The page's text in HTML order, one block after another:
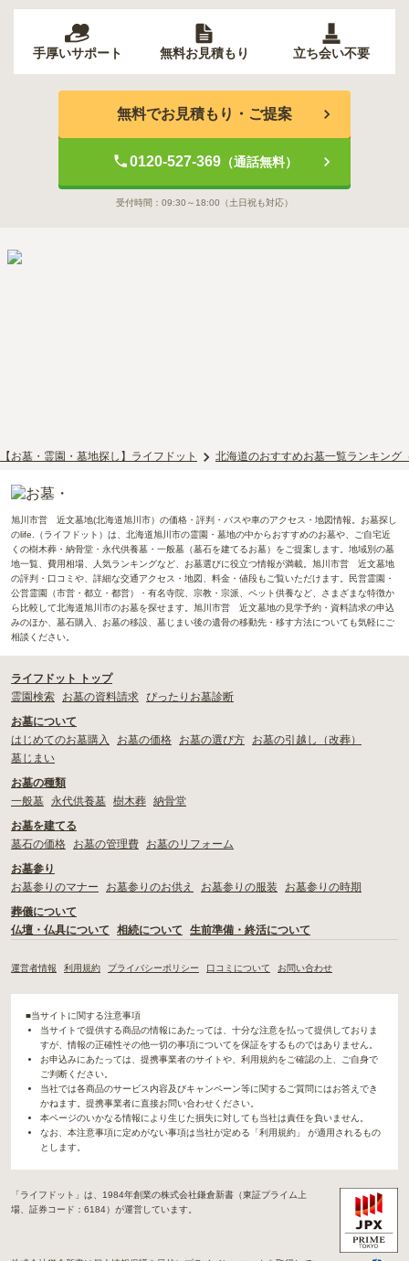
手厚いサポート 無料お見積もり 立ち会い不要
無料でお見積もり・ご提案
0120-527-369（通話無料）
受付時間： 09:30～18:00 （土日祝も対応）
【お墓・霊園・墓地探し】ライフドット 北海道のおすすめお墓一覧ランキング
旭川市営 近文墓地(北海道旭川市）の価格・評判・バスや車のアクセス・地図情報。お墓探し
のlife.（ライフドット）は、北海道旭川市の霊園・墓地の中からおすすめのお墓や、ご自宅近
くの樹木葬・納骨堂・永代供養墓・一般墓（墓石を建てるお墓）をご提案します。地域別の墓
地一覧、費用相場、人気ランキングなど、お墓選びに役立つ情報が満載。旭川市営 近文墓地
の評判・口コミや、詳細な交通アクセス・地図、料金・値段もご覧いただけます。民営霊園・
公営霊園（市営・都立・都営）・有名寺院、宗教・宗派、ペット供養など、さまざまな特徴か
ら比較して北海道旭川市のお墓を探せます。旭川市営 近文墓地の見学予約・資料請求の申込
みのほか、墓石購入、お墓の移設、墓じまい後の遺骨の移動先・移す方法についても気軽にご
相談ください。
ライフドット トップ
霊園検索
お墓の資料請求 ぴったりお墓診断
お墓について
はじめてのお墓購入
お墓の価格 お墓の選び方
お墓の引越し（改葬）
墓じまい
お墓の種類
一般墓
永代供養墓 樹木葬 納骨堂
お墓を建てる
墓石の価格
お墓の管理費
お墓のリフォーム
お墓参り
お墓参りのマナー
お墓参りのお供え お墓参りの服装
お墓参りの時期
葬儀について
仏壇・仏具について
相続について 生前準備・終活について
運営者情報 利用規約 プライバシーポリシー 口コミについて お問い合わせ
■当サイトに関する注意事項
当サイトで提供する商品の情報にあたっては、十分な注意を払って提供しておりま
すが、情報の正確性その他一切の事項についてを保証をするものではありません。
お申込みにあたっては、提携事業者のサイトや、利用規約をご確認の上、ご自身で
ご判断ください。
当社では各商品のサービス内容及びキャンペーン等に関するご質問にはお答えでき
かねます。提携事業者に直接お問い合わせください。
本ページのいかなる情報により生じた損失に対しても当社は責任を負いません。
なお、本注意事項に定めがない事項は当社が定める「利用規約」 が適用されるもの
とします。
「ライフドット」は、1984年創業の株式会社鎌倉新書（東証プライム上
場、証券コード：6184）が運営しています。